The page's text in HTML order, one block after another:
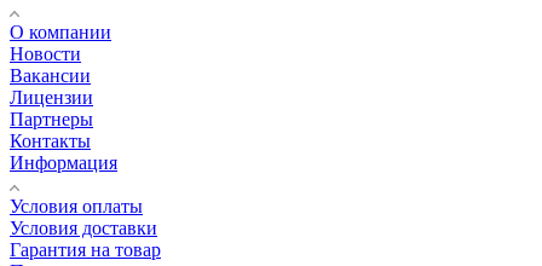
О компании
Новости
Вакансии
Лицензии
Партнеры
Контакты
Информация
Условия оплаты
Условия доставки
Гарантия на товар